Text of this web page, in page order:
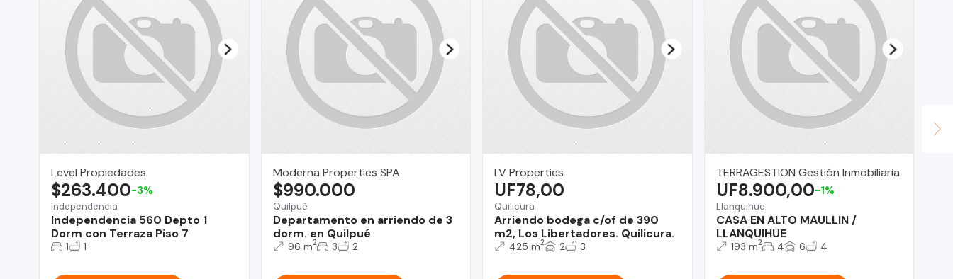
Level Propiedades
Independencia
Independencia 560 Depto 1
Dorm con Terraza Piso 7
$263.400-3%
1 1
Moderna Properties SPA
Quilpué
Departamento en arriendo de 3
dorm. en Quilpué
$990.000
96 m2 3 2
LV Properties
Quilicura
Arriendo bodega c/of de 390
m2, Los Libertadores. Quilicura.
UF78,00
425 m2 2 3
TERRAGESTION Gestión Inmobiliaria
Llanquihue
CASA EN ALTO MAULLIN /
LLANQUIHUE
UF8.900,00-1%
193 m2 4 6 4